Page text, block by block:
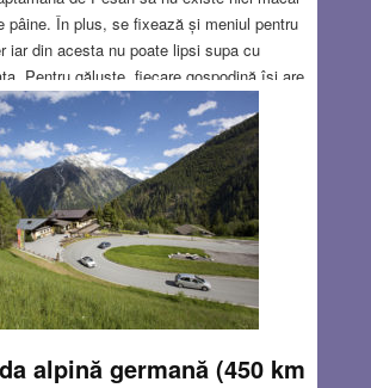
pâine. În plus, se fixează și meniul pentru
iar din acesta nu poate lipsi supa cu
Pentru găluște, fiecare gospodină își are
un mic secret, pentru ca ele să iasă mari
noi acasă la Gheorgheni, mama mea avea
găluștele ei au fost întotdeauna apreciate
ea nu a vrut să o țină secret și a
cărții ei de bucate „1235 de rețete
sănătoși și bolnavi”
Read more…
1 COMMENT
alpină germană (450 km